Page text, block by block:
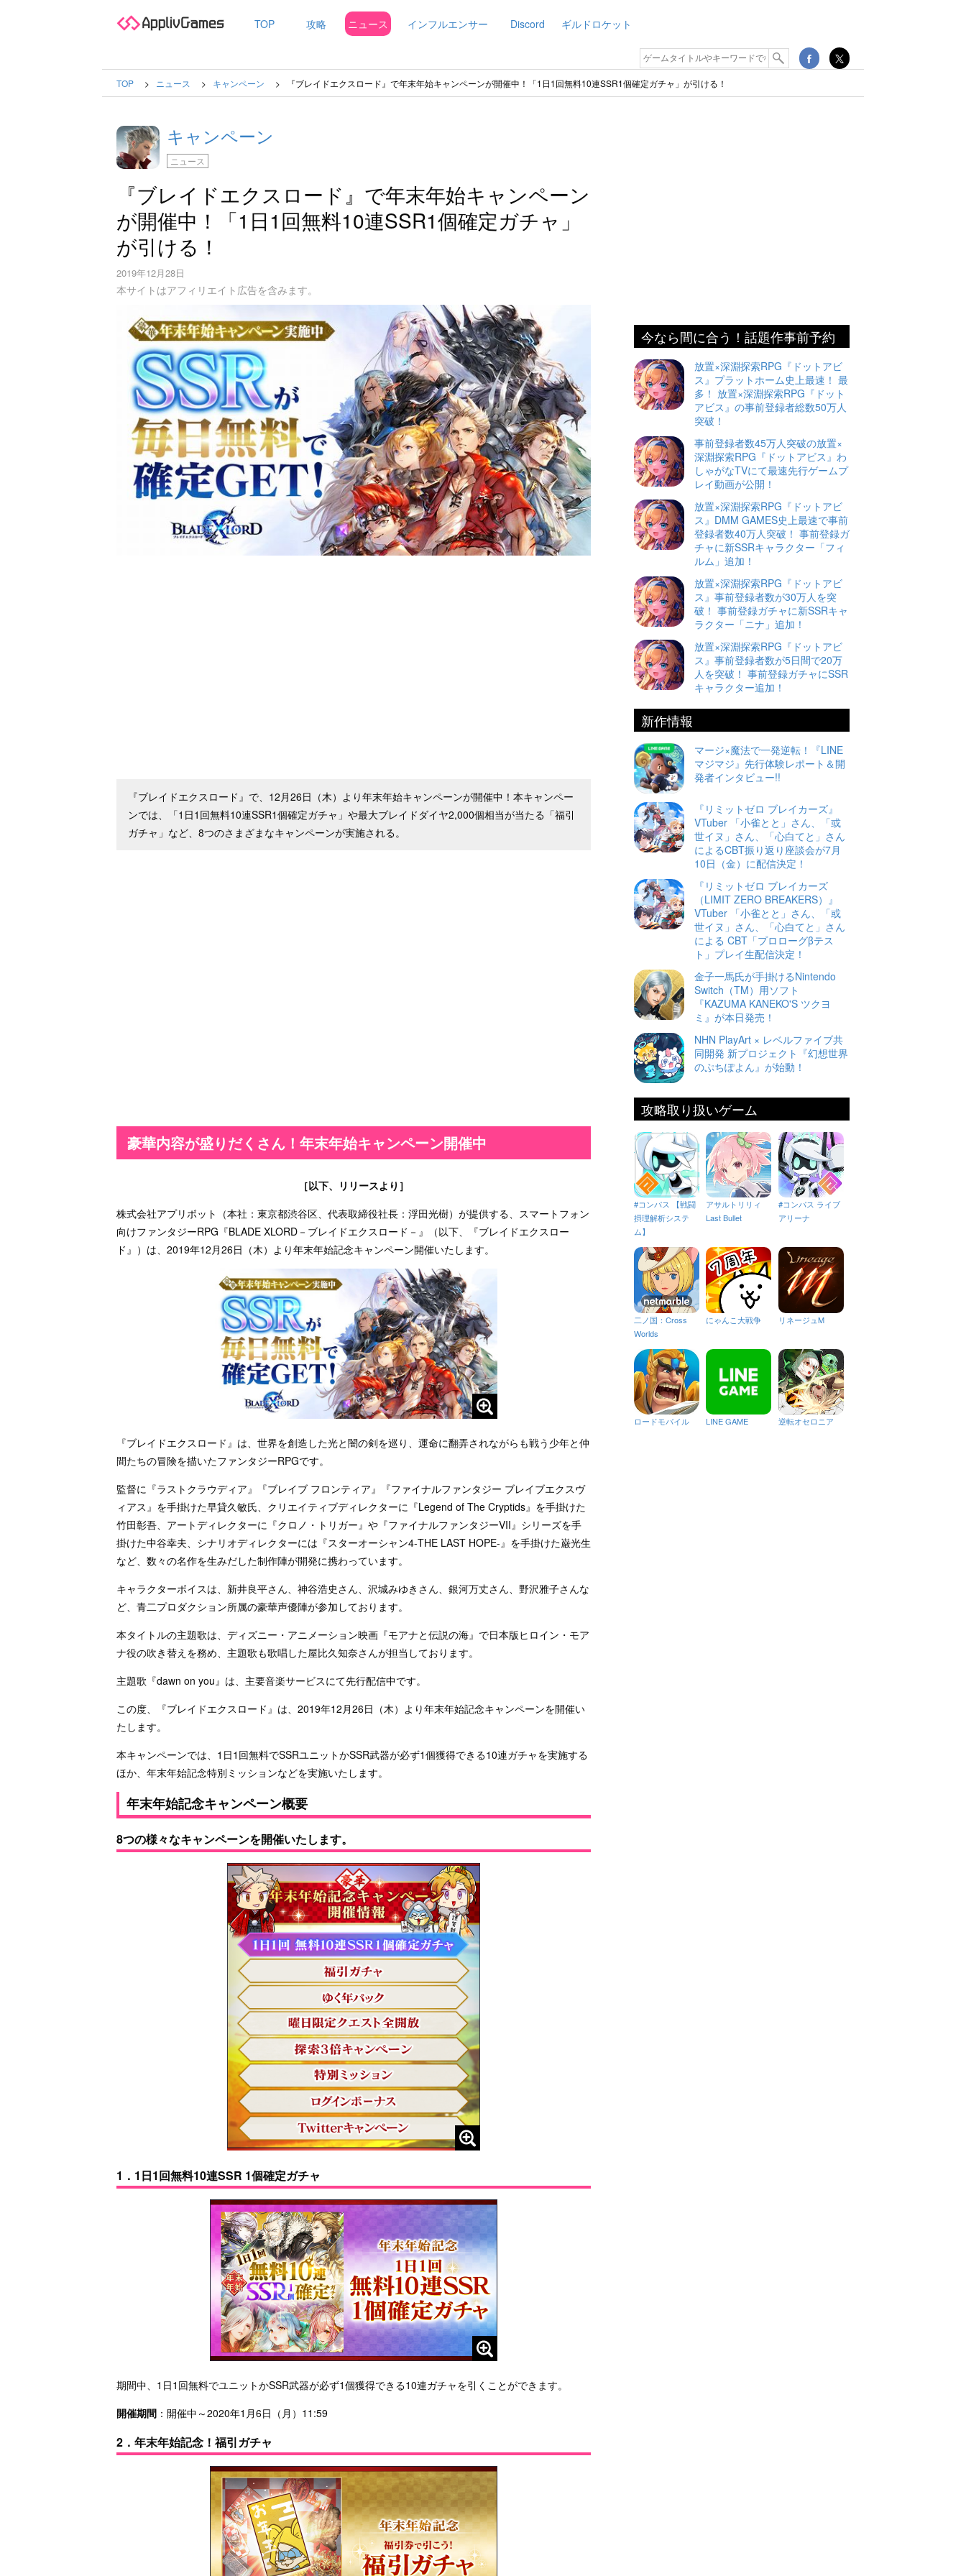
TOP 攻略 ニュース インフルエンサー Discord ギルドロケット
TOP ニュース キャンペーン 『ブレイドエクスロード』で年末年始キャンペーンが開催中！「1日1回無料10連SSR1個確定ガチャ」が引ける！
キャンペーン
ニュース
『ブレイドエクスロード』で年末年始キャンペーン
が開催中！「1日1回無料10連SSR1個確定ガチャ」
が引ける！
2019年12月28日
本サイトはアフィリエイト広告を含みます。
『ブレイドエクスロード』で、12月26日（木）より年末年始キャンペーンが開催中！本キャンペー
ンでは、「1日1回無料10連SSR1個確定ガチャ」や最大ブレイドダイヤ2,000個相当が当たる「福引
ガチャ」など、8つのさまざまなキャンペーンが実施される。
豪華内容が盛りだくさん！年末年始キャンペーン開催中
［以下、リリースより］
株式会社アプリボット（本社：東京都渋谷区、代表取締役社長：浮田光樹）が提供する、スマートフォン
向けファンタジーRPG『BLADE XLORD－ブレイドエクスロード－』（以下、『ブレイドエクスロー
ド』）は、2019年12月26日（木）より年末年始記念キャンペーン開催いたします。
『ブレイドエクスロード』は、世界を創造した光と闇の剣を巡り、運命に翻弄されながらも戦う少年と仲
間たちの冒険を描いたファンタジーRPGです。
監督に『ラストクラウディア』『ブレイブ フロンティア』『ファイナルファンタジー ブレイブエクスヴ
ィアス』を手掛けた早貸久敏氏、クリエイティブディレクターに『Legend of The Cryptids』を手掛けた
竹田彰吾、アートディレクターに『クロノ・トリガー』や『ファイナルファンタジーVII』シリーズを手
掛けた中谷幸夫、シナリオディレクターには『スターオーシャン4-THE LAST HOPE-』を手掛けた巌光生
など、数々の名作を生みだした制作陣が開発に携わっています。
キャラクターボイスは、新井良平さん、神谷浩史さん、沢城みゆきさん、銀河万丈さん、野沢雅子さんな
ど、青二プロダクション所属の豪華声優陣が参加しております。
本タイトルの主題歌は、ディズニー・アニメーション映画『モアナと伝説の海』で日本版ヒロイン・モア
ナ役の吹き替えを務め、主題歌も歌唱した屋比久知奈さんが担当しております。
主題歌『dawn on you』は、主要音楽サービスにて先行配信中です。
この度、『ブレイドエクスロード』は、2019年12月26日（木）より年末年始記念キャンペーンを開催い
たします。
本キャンペーンでは、1日1回無料でSSRユニットかSSR武器が必ず1個獲得できる10連ガチャを実施する
ほか、年末年始記念特別ミッションなどを実施いたします。
年末年始記念キャンペーン概要
8つの様々なキャンペーンを開催いたします。
1．1日1回無料10連SSR 1個確定ガチャ
期間中、1日1回無料でユニットかSSR武器が必ず1個獲得できる10連ガチャを引くことができます。
開催期間 ：開催中～2020年1月6日（月）11:59
2．年末年始記念！福引ガチャ
今なら間に合う！話題作事前予約
放置×深淵探索RPG『ドットアビ
ス』プラットホーム史上最速！ 最
多！ 放置×深淵探索RPG『ドット
アビス』の事前登録者総数50万人
突破！
事前登録者数45万人突破の放置×
深淵探索RPG『ドットアビス』わ
しゃがなTVにて最速先行ゲームプ
レイ動画が公開！
放置×深淵探索RPG『ドットアビ
ス』DMM GAMES史上最速で事前
登録者数40万人突破！ 事前登録ガ
チャに新SSRキャラクター「フィ
ルム」追加！
放置×深淵探索RPG『ドットアビ
ス』事前登録者数が30万人を突
破！ 事前登録ガチャに新SSRキャ
ラクター「ニナ」追加！
放置×深淵探索RPG『ドットアビ
ス』事前登録者数が5日間で20万
人を突破！ 事前登録ガチャにSSR
キャラクター追加！
新作情報
マージ×魔法で一発逆転！『LINE
マジマジ』先行体験レポート＆開
発者インタビュー!!
『リミットゼロ ブレイカーズ』
VTuber 「小雀とと」さん、「或
世イヌ」さん、「心白てと」さん
によるCBT振り返り座談会が7月
10日（金）に配信決定！
『リミットゼロ ブレイカーズ
（LIMIT ZERO BREAKERS）』
VTuber 「小雀とと」さん、「或
世イヌ」さん、「心白てと」さん
による CBT「プロローグβテス
ト」プレイ生配信決定！
金子一馬氏が手掛けるNintendo
Switch（TM）用ソフト
『KAZUMA KANEKO'S ツクヨ
ミ』が本日発売！
NHN PlayArt × レベルファイブ共
同開発 新プロジェクト『幻想世界
のぷちぽよん』が始動！
攻略取り扱いゲーム
#コンパス 【戦闘
摂理解析システ
ム】
アサルトリリィ
Last Bullet
#コンパス ライブ
アリーナ
二ノ国：Cross
Worlds
にゃんこ大戦争 リネージュM
ロードモバイル LINE GAME 逆転オセロニア